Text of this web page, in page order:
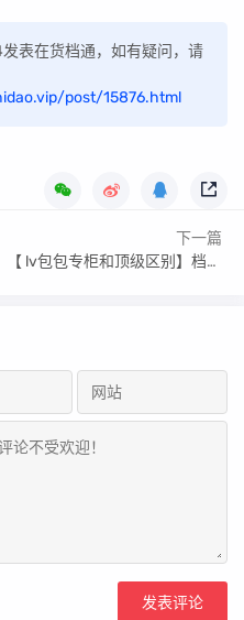
表在货档通，如有疑问，请
post/15876.html
下一篇
【 lv包包专柜和顶级区别】档口货源微信